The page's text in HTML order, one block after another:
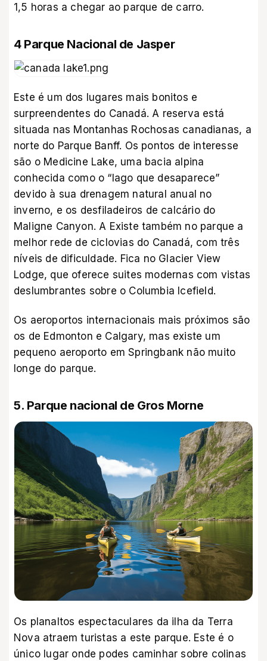
1,5 horas a chegar ao parque de carro.
4 Parque Nacional de Jasper
Este é um dos lugares mais bonitos e
surpreendentes do Canadá. A reserva está
situada nas Montanhas Rochosas canadianas, a
norte do Parque Banff. Os pontos de interesse
são o Medicine Lake, uma bacia alpina
conhecida como o “lago que desaparece”
devido à sua drenagem natural anual no
inverno, e os desfiladeiros de calcário do
Maligne Canyon. A Existe também no parque a
melhor rede de ciclovias do Canadá, com três
níveis de dificuldade. Fica no Glacier View
Lodge, que oferece suites modernas com vistas
deslumbrantes sobre o Columbia Icefield.
Os aeroportos internacionais mais próximos são
os de Edmonton e Calgary, mas existe um
pequeno aeroporto em Springbank não muito
longe do parque.
5. Parque nacional de Gros Morne
Os planaltos espectaculares da ilha da Terra
Nova atraem turistas a este parque. Este é o
único lugar onde podes caminhar sobre colinas